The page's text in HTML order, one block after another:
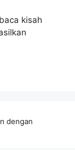
kisah
dengan